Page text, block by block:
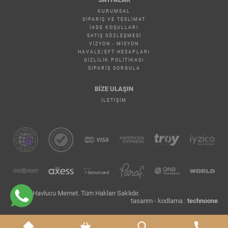
KURUMSAL
SIPARIŞ VE TESLIMAT
İADE KOŞULLARI
SATIŞ SÖZLEŞMESI
VIZYON - MISYON
HAVALE/EFT HESAPLARI
GIZLILIK POLITIKASI
SIPARIŞ SORGULA
BİZE ULAŞIN
İLETIŞIM
© 2026 Havlucu Memet. Tüm Hakları Saklıdır.
tasarım - kodlama : technoone